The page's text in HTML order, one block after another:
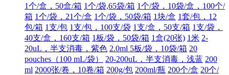
1个/盒，50盒/箱 1个/袋,65袋/箱 1个/袋，10袋/盒，100个/
箱 1个/袋，21个/盒 1个/袋，50袋/箱 1块/盒 1套/包，12
包/箱 1支/包 1支/包，100支/袋 1支/盒，50支/箱 1支/袋，
40支/盒，160支/箱 1板/袋，50袋/箱 1盒(20张) 1米 2-
20uL，半支消毒，紫色 2.0ml 5板/袋，10袋/箱 20
pouches（100 mL/袋）
20-200uL，半支消毒，浅蓝 200
ml 2000张/卷，10卷/箱 200g/包 200ml/瓶 200个/盒 20个/